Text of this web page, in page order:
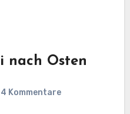
nach Osten
4 Kommentare